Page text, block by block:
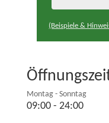
(Beispiele &
Montag - Sonntag
09:00 - 24:00